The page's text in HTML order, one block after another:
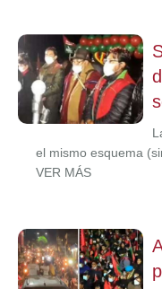
el mismo esquema
VER MÁS